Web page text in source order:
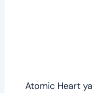
Atomic Heart